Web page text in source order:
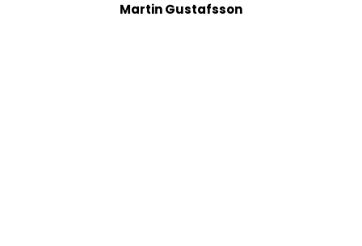
Martin Gustafsson